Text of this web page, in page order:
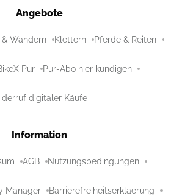
Angebote
Wandern Klettern Pferde & Reiten
Pur Pur-Abo hier kündigen
digitaler Käufe
Information
AGB Nutzungsbedingungen
Manager Barrierefreiheitserklaerung